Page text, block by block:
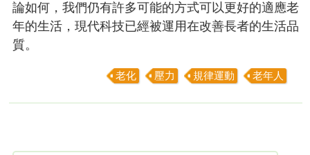
論如何，我們仍有許多可能的方式可以更好的適應老
年的生活，現代科技已經被運用在改善長者的生活品
質。
老化 壓力 規律運動 老年人